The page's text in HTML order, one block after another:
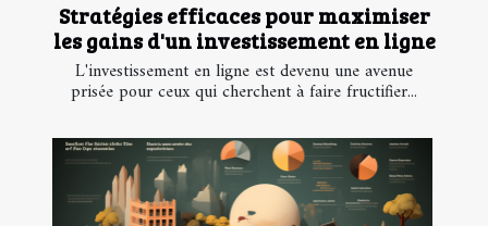
Stratégies efficaces pour maximiser
les gains d'un investissement en ligne
L'investissement en ligne est devenu une avenue
prisée pour ceux qui cherchent à faire fructifier...